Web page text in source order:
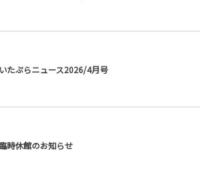
いたぷらニュース2026/4月号
時休館のお知らせ